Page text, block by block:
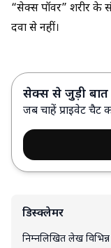
“सेक्स पॉवर” शरीर के
दवा से नहीं।
सेक्स से जुड़ी बात
जब चाहें प्राइवेट चैट
डिस्क्लेमर
निम्नलिखित लेख विभिन्न